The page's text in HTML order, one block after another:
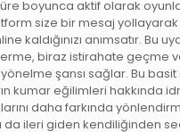
boyunca aktif olarak
size bir mesaj
kaldığınızı anımsatır. Bu
biraz istirahate geçme
şansı sağlar. Bu basit
kumar eğilimleri hakkında
daha farkında
da ileri giden kendiliğinden